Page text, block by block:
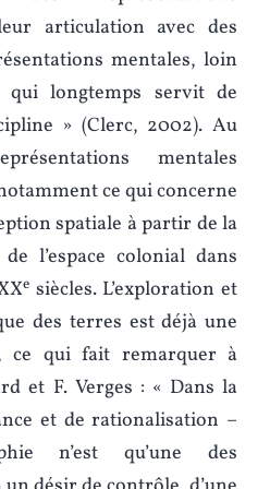
articulation avec des
mentales, loin
qui longtemps servit de
» (Clerc, 2002). Au
mentales
ce qui concerne
spatiale à partir de la
l’espace colonial dans
e siècles. L’exploration et
des terres est déjà une
ce qui fait remarquer à
et F. Verges : « Dans la
et de rationalisation –
n’est qu’une des